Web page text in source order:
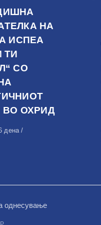
НА
ИСПЕА
ТИ
СО
ВО ОХРИД
дена
однесување